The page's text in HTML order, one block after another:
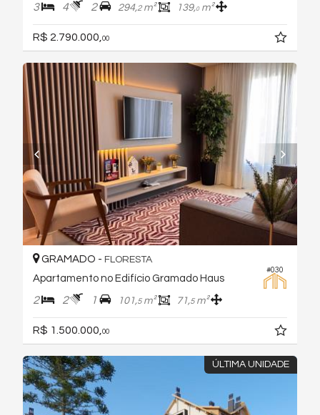
3 4 2 294,2m² 139,0m²
R$ 2.790.000,00
#030
GRAMADO - FLORESTA
Apartamento no Edifício Gramado Haus
2 2 1 101,5m² 71,5m²
R$ 1.500.000, 00
ÚLTIMA UNIDADE